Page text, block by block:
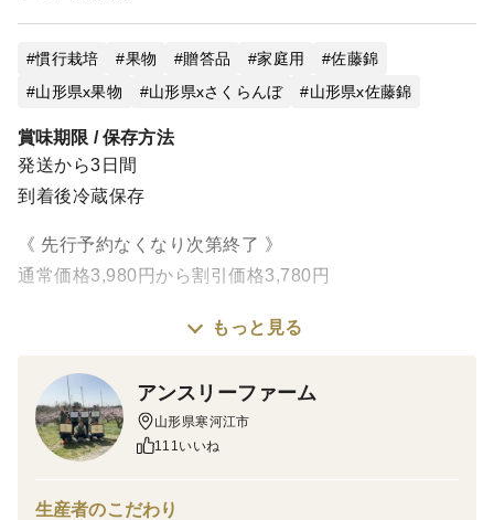
慣行栽培 果物 贈答品 家庭用
佐藤錦
山形県x果物
山形県xさくらんぼ 山形県x佐藤錦
賞味期限 / 保存方法
発送から3日間
到着後冷蔵保存
《 先行予約なくなり次第終了 》
通常価格3,980円から割引価格3,780円
平成29年度・令和2年度・令和3年度・令和7年度
『 農林水産大臣賞受賞 』
寒河江西村山さくらんぼ品評会
もっと見る
アンスリーファーム
山形県寒河江市
111いいね
生産者のこだわり